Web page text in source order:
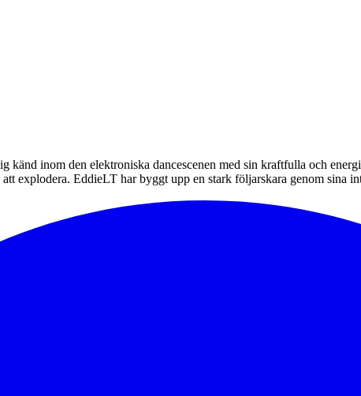
inom den elektroniska dancescenen med sin kraftfulla och
explodera. EddieLT har byggt upp en stark följarskara genom sina